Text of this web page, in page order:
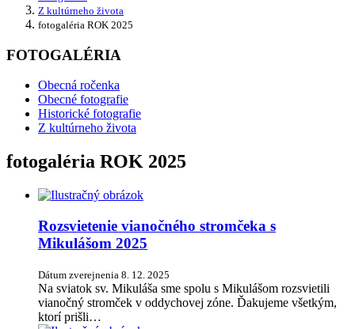
Z kultúrneho života
fotogaléria ROK 2025
FOTOGALÉRIA
Obecná ročenka
Obecné fotografie
Historické fotografie
Z kultúrneho života
fotogaléria ROK 2025
Rozsvietenie vianočného stromčeka s
Mikulášom 2025
Dátum zverejnenia 8. 12. 2025
Na sviatok sv. Mikuláša sme spolu s Mikulášom rozsvietili
vianočný stromček v oddychovej zóne. Ďakujeme všetkým,
ktorí prišli…